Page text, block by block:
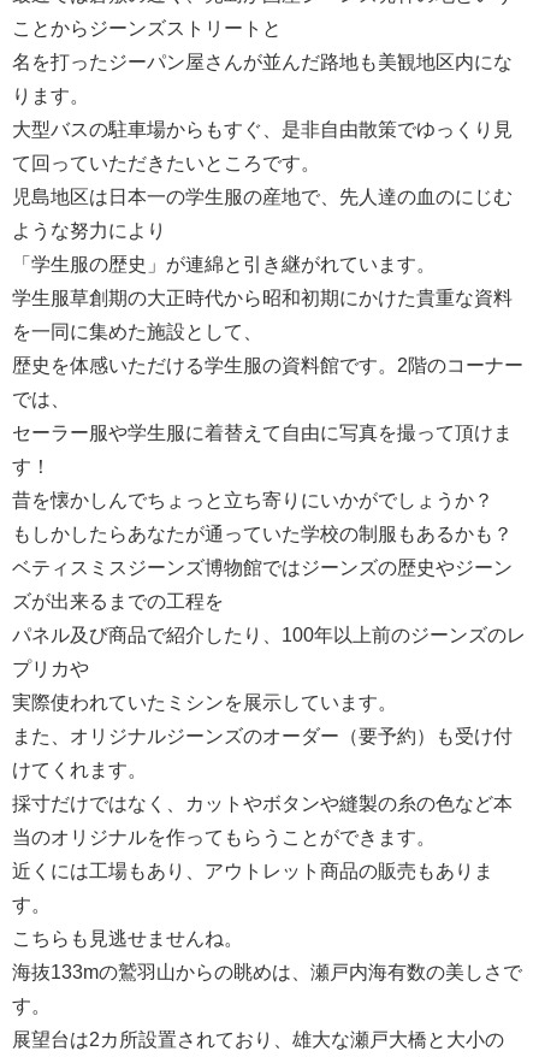
ことからジーンズストリートと
名を打ったジーパン屋さんが並んだ路地も美観地区内にな
ります。
大型バスの駐車場からもすぐ、是非自由散策でゆっくり見
て回っていただきたいところです。
児島地区は日本一の学生服の産地で、先人達の血のにじむ
ような努力により
「学生服の歴史」が連綿と引き継がれています。
学生服草創期の大正時代から昭和初期にかけた貴重な資料
を一同に集めた施設として、
歴史を体感いただける学生服の資料館です。2階のコーナー
では、
セーラー服や学生服に着替えて自由に写真を撮って頂けま
す！
昔を懐かしんでちょっと立ち寄りにいかがでしょうか？
もしかしたらあなたが通っていた学校の制服もあるかも？
ベティスミスジーンズ博物館ではジーンズの歴史やジーン
ズが出来るまでの工程を
パネル及び商品で紹介したり、100年以上前のジーンズのレ
プリカや
実際使われていたミシンを展示しています。
また、オリジナルジーンズのオーダー（要予約）も受け付
けてくれます。
採寸だけではなく、カットやボタンや縫製の糸の色など本
当のオリジナルを作ってもらうことができます。
近くには工場もあり、アウトレット商品の販売もありま
す。
こちらも見逃せませんね。
海抜133mの鷲羽山からの眺めは、瀬戸内海有数の美しさで
す。
展望台は2カ所設置されており、雄大な瀬戸大橋と大小の